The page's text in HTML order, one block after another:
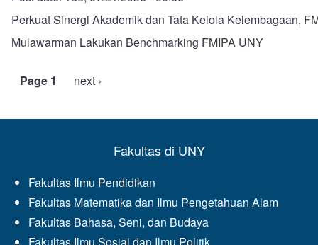
Perkuat Sinergi Akademik dan Tata Kelola Kelembagaan,
Mulawarman Lakukan Benchmarking FMIPA UNY
Pagination
Page 1
Next
next ›
Fakultas di UNY
Fakultas Ilmu Pendidikan
Fakultas Matematika dan Ilmu Pengetahuan Alam
Fakultas Bahasa, Seni, dan Budaya